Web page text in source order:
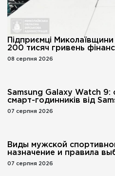
Підприємці
200 тисяч гривень
08 серпня 2026
Samsung Galaxy Watch 9:
смарт-годинників від
07 серпня 2026
Виды мужской
назначение и правила
07 серпня 2026